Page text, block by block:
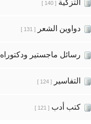
التزكية [ 140 ]
دواوين الشعر [ 131 ]
رسائل ماجستير ودكتوراه
التفاسير [ 124 ]
كتب أدب [ 121 ]